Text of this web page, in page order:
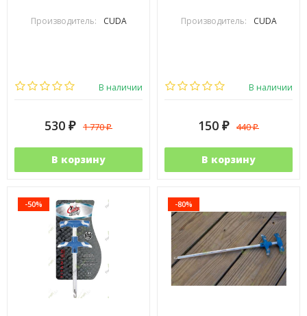
Производитель: CUDA
В наличии
530 ₽ 1 770₽
В корзину
Производитель: CUDA
В наличии
150 ₽ 440₽
В корзину
-50% -80%